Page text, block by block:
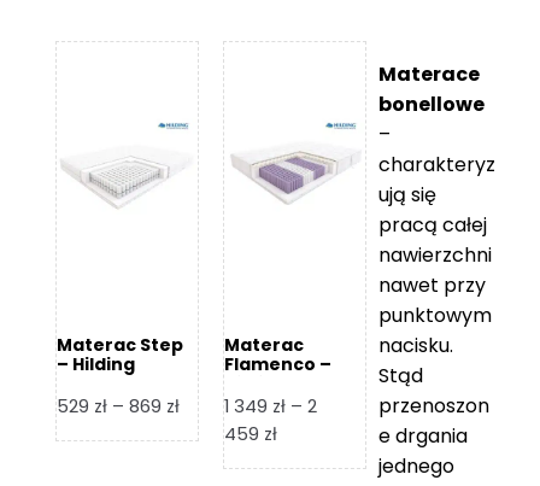
Materac Step
– Hilding
529 zł – 869 złZakres
cen:
Materac
Flamenco –
1 349 zł – 2
459 złZakres
Materace
bonellowe
–
charakteryz
ują się
pracą całej
nawierzchni
nawet przy
punktowym
nacisku.
Stąd
przenoszon
e drgania
jednego